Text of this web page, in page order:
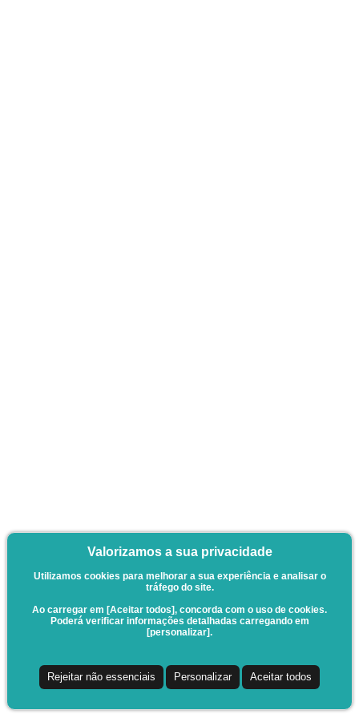
Valorizamos a sua privacidade
Utilizamos cookies para melhorar a sua experiência e analisar o
tráfego do site.
Ao carregar em [Aceitar todos], concorda com o uso de cookies.
Poderá verificar informações detalhadas carregando em
[personalizar].
Rejeitar não essenciais Personalizar Aceitar todos